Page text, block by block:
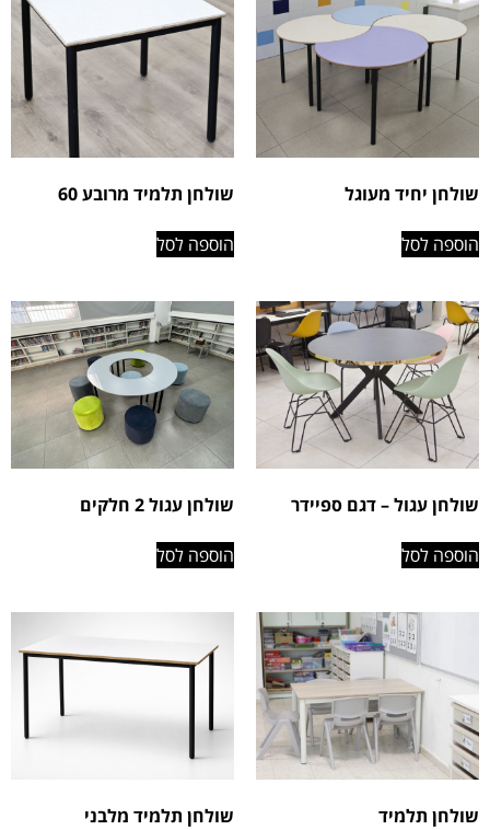
שולחן יחיד מעוגל
הוספה לסל
שולחן תלמיד מרובע 60
הוספה לסל
שולחן עגול – דגם ספיידר
הוספה לסל
שולחן עגול 2 חלקים
הוספה לסל
שולחן תלמיד שולחן תלמיד מלבני